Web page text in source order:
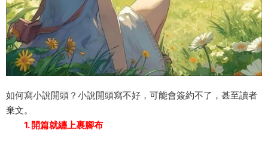
如何寫小說開頭？小說開頭寫不好，可能會簽約不了，甚至讀者
棄文。
1. 開篇就纏上裹腳布